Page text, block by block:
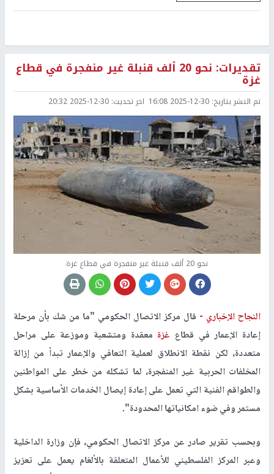
تقديرات: نحو 20 ألف قنبلة غير منفجرة في قطاع
غزة
تم النشر بتاريخ: 2025-12-30 16:08 اخر تحديث: 2025-12-30 20:32
نحو 20 ألف قنبلة غير منفجرة في قطاع غزة
النجاح الإخباري - قال مركز الاتصال الحكومي "ما من شك بأن مرحلة
إعادة الإعمار في قطاع غزة معقدة ومتشعبة وموزعة على مراحل
متعددة، لكن نقطة الانطلاق لعملية التعافي والإعمار تبدأ من إزالة
المخلفات الحربية غير المنفجرة، لما تشكله من خطر على المواطنين
والطواقم الفنية التي تعمل على إعادة إيصال الخدمات الأساسية بشكل
مستمر وفي ضوء امكانياتها المحدودة".
وبحسب تقرير صادر عن مركز الاتصال الحكومي، فإن وزارة الداخلية
وعبر المركز الفلسطيني للأعمال المتعلقة بالألغام يعمل على تعزيز